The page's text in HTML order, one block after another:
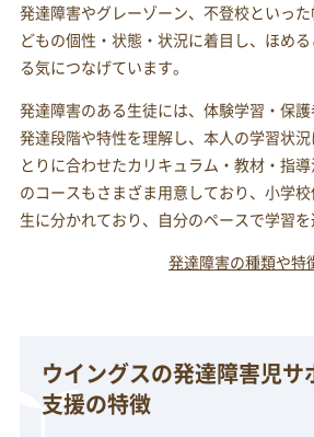
発達障害やグレーゾーン、不登校といっ
どもの個性・状態・状況に着目し、ほめ
る気につなげています。
発達障害のある生徒には、体験学習・保
発達段階や特性を理解し、本人の学習状
とりに合わせたカリキュラム・教材・指
のコースもさまざま用意しており、小学
生に分かれており、自分のペースで学習を
発達障害の種類や特
ウイングスの発達障害児サ
支援の特徴